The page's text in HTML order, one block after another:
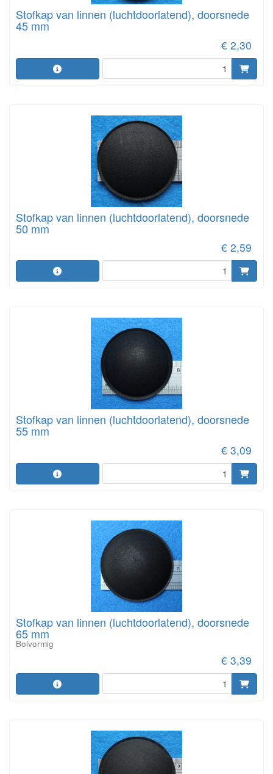
Stofkap van linnen (luchtdoorlatend), doorsnede
45 mm
€ 2,30
Stofkap van linnen (luchtdoorlatend), doorsnede
50 mm
€ 2,59
Stofkap van linnen (luchtdoorlatend), doorsnede
55 mm
€ 3,09
Stofkap van linnen (luchtdoorlatend), doorsnede
65 mm
Bolvormig
€ 3,39